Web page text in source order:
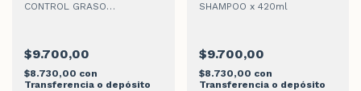
CONTROL GRASO
$9.700,00
$8.730,00 con
Transferencia o depósito
SHAMPOO x 420ml
$9.700,00
$8.730,00 con
Transferencia o depósito